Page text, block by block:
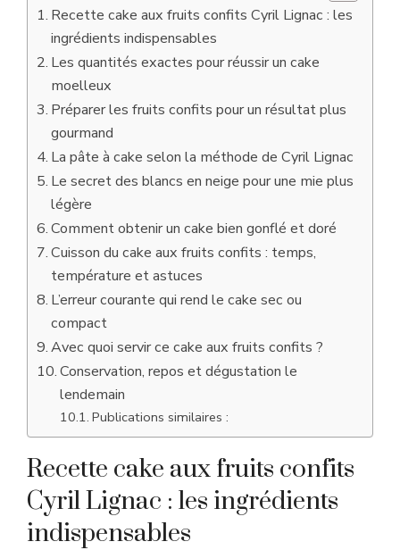
Recette cake aux fruits confits Cyril Lignac : les
ingrédients indispensables
Les quantités exactes pour réussir un cake
moelleux
Préparer les fruits confits pour un résultat plus
gourmand
La pâte à cake selon la méthode de Cyril Lignac
Le secret des blancs en neige pour une mie plus
légère
Comment obtenir un cake bien gonflé et doré
Cuisson du cake aux fruits confits : temps,
température et astuces
L’erreur courante qui rend le cake sec ou
compact
Avec quoi servir ce cake aux fruits confits ?
Conservation, repos et dégustation le
lendemain
Publications similaires :
Recette cake aux fruits confits
Cyril Lignac : les ingrédients
indispensables